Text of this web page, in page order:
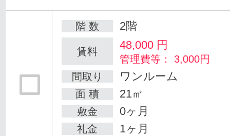
階 数 2階
賃料 48,000 円
管理費等： 3,000円
間取り
ワンルーム
面 積 21㎡
敷金 0ヶ月
礼金 1ヶ月